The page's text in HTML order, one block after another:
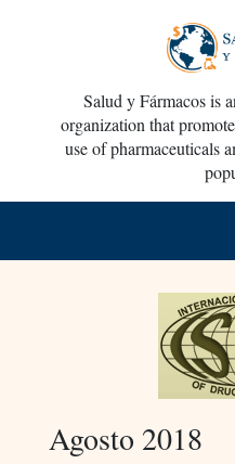
Salud y Fármacos is
organization that
use of pharmaceuticals
Agosto 2018